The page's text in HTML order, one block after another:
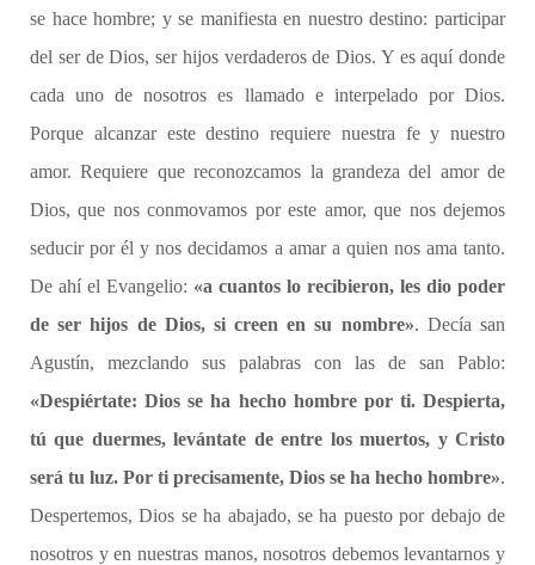
se hace hombre; y se manifiesta en nuestro destino: participar
del ser de Dios, ser hijos verdaderos de Dios. Y es aquí donde
cada uno de nosotros es llamado e interpelado por Dios.
Porque alcanzar este destino requiere nuestra fe y nuestro
amor. Requiere que reconozcamos la grandeza del amor de
Dios, que nos conmovamos por este amor, que nos dejemos
seducir por él y nos decidamos a amar a quien nos ama tanto.
De ahí el Evangelio: «a cuantos lo recibieron, les dio poder
de ser hijos de Dios, si creen en su nombre». Decía san
Agustín, mezclando sus palabras con las de san Pablo:
«Despiértate: Dios se ha hecho hombre por ti. Despierta,
tú que duermes, levántate de entre los muertos, y Cristo
será tu luz. Por ti precisamente, Dios se ha hecho hombre».
Despertemos, Dios se ha abajado, se ha puesto por debajo de
nosotros y en nuestras manos, nosotros debemos levantarnos y